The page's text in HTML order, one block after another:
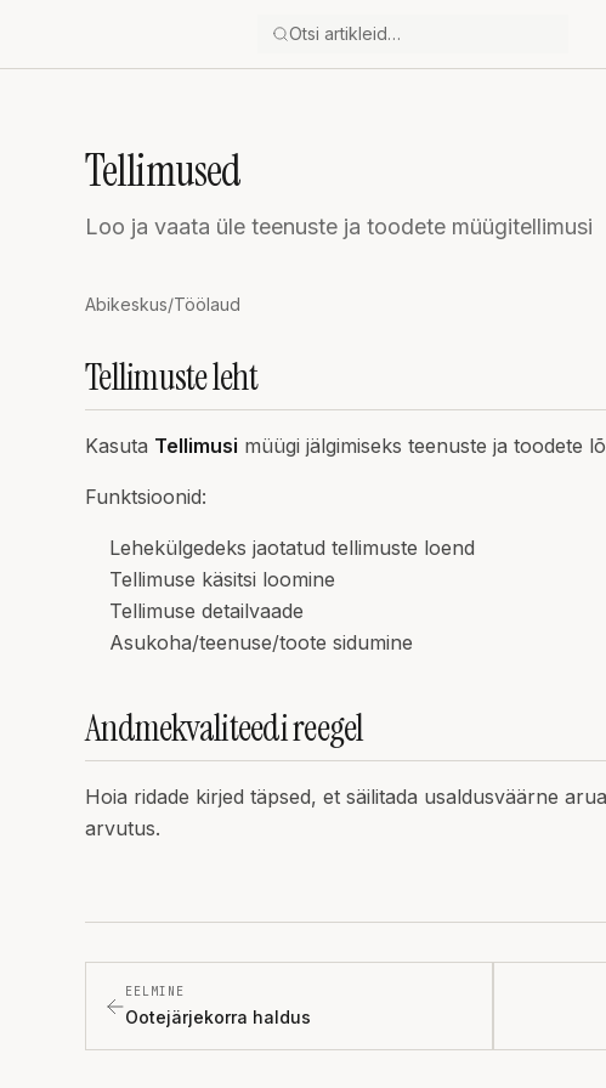
Tellimused
Loo ja vaata üle teenuste ja toodete müügitellimusi
Abikeskus/Töölaud
Tellimuste leht
Kasuta Tellimusi müügi jälgimiseks teenuste ja toodete
Funktsioonid:
Lehekülgedeks jaotatud tellimuste loend
Tellimuse käsitsi loomine
Tellimuse detailvaade
Asukoha/teenuse/toote sidumine
Andmekvaliteedi reegel
Hoia ridade kirjed täpsed, et säilitada usaldusväärne
arvutus.
EELMINE
Ootejärjekorra haldus